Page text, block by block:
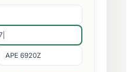
APE 6920Z